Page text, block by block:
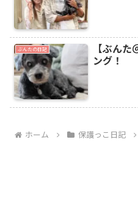
ぶんたの日記
【ぶん
ング！
ホーム 保護っこ日記